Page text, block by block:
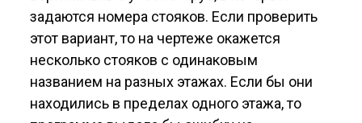
задаются номера стояков. Если проверить
этот вариант, то на чертеже окажется
несколько стояков с одинаковым
названием на разных этажах. Если бы они
находились в пределах одного этажа, то